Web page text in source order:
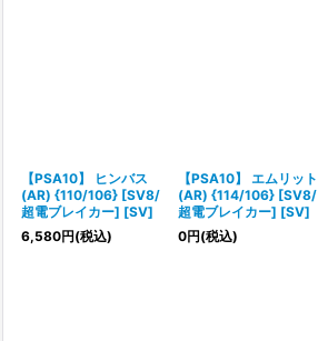
【PSA10】 ヒンバス
(AR) {110/106} [SV8/
超電ブレイカー] [SV]
6,580円(税込)
【PSA10】 エムリット
(AR) {114/106} [SV8/
超電ブレイカー] [SV]
0円(税込)